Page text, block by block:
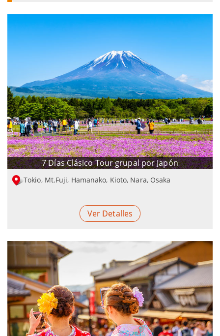
7 Días Clásico Tour grupal por Japón
Tokio, Mt.Fuji, Hamanako, Kioto, Nara, Osaka
Ver Detalles